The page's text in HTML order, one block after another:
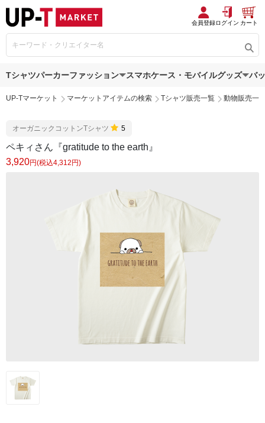
会員登録ログイン カート
Tシャツパーカーファッション スマホケース・モバイルグッズ バ
UP-Tマーケット マーケットアイテムの検索 Tシャツ販売一覧 動物販売一
オーガニックコットンTシャツ 5
ペキィさん『gratitude to the earth』
3,920円(税込4,312円)